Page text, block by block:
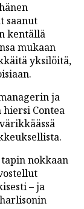
saanut
kentällä
mukaan
yksilöitä,
ja
Contea
nokkaan
– ja